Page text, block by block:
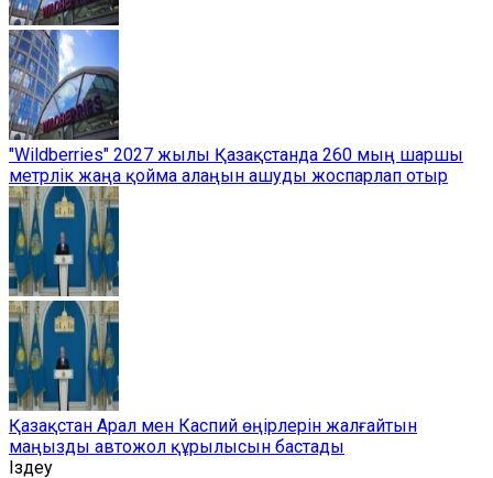
"Wildberries" 2027 жылы Қазақстанда 260 мың шаршы
метрлік жаңа қойма алаңын ашуды жоспарлап отыр
Қазақстан Арал мен Каспий өңірлерін жалғайтын
маңызды автожол құрылысын бастады
Іздеу